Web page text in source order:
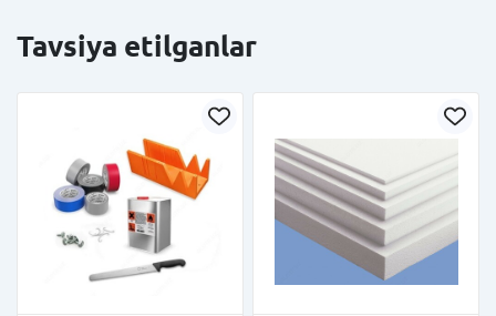
Tavsiya etilganlar